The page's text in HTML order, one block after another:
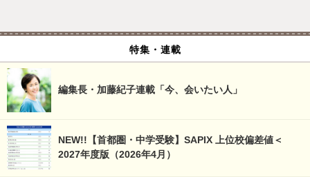
特集・連載
編集長・加藤紀子連載「今、会いたい人」
NEW!!【首都圏・中学受験】SAPIX 上位校偏差値＜
2027年度版（2026年4月）